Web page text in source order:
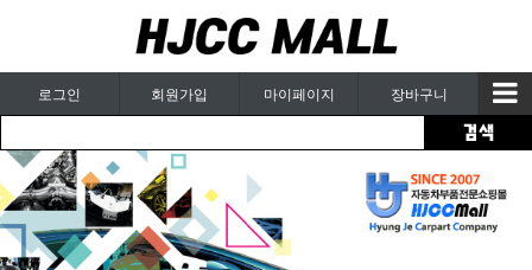
로그인 회원가입 마이페이지 장바구니